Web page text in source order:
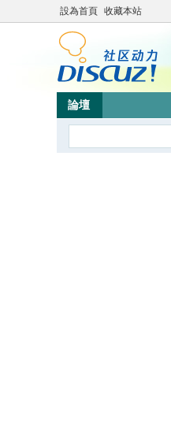
設為首頁 收藏本站
論壇